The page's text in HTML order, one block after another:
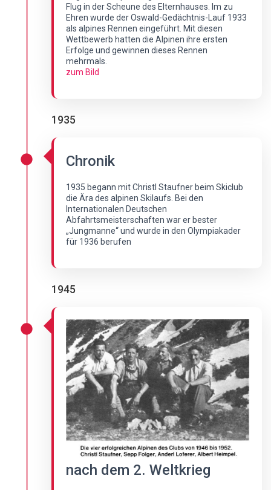
Flug in der Scheune des Elternhauses. Im zu
Ehren wurde der Oswald-Gedächtnis-Lauf 1933
als alpines Rennen eingeführt. Mit diesen
Wettbewerb hatten die Alpinen ihre ersten
Erfolge und gewinnen dieses Rennen
mehrmals.
zum Bild
1935
Chronik
1935 begann mit Christl Staufner beim Skiclub
die Ära des alpinen Skilaufs. Bei den
Internationalen Deutschen
Abfahrtsmeisterschaften war er bester
„Jungmanne“ und wurde in den Olympiakader
für 1936 berufen
1945
nach dem 2. Weltkrieg